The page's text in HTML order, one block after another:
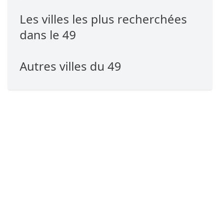
Les villes les plus recherchées
dans le 49
Autres villes du 49